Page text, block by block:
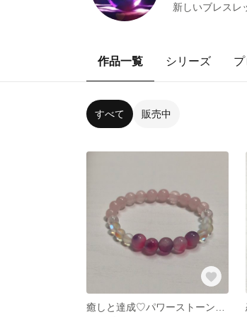
新しいブレスレ
作品一覧 シリーズ
すべて 販売中